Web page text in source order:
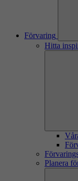
Förvaring
Hitta
Planera